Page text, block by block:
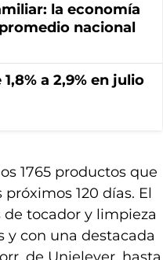
la economía
nacional
a 2,9% en julio
1765 productos que
120 días. El
tocador y limpieza
y con una destacada